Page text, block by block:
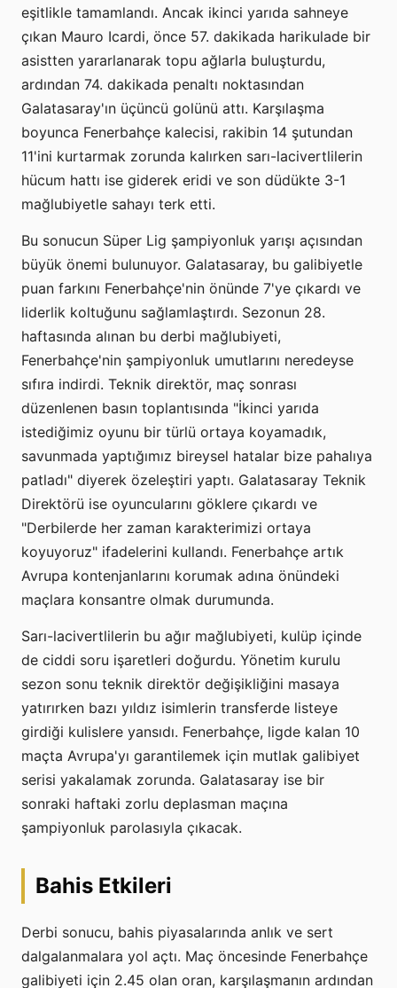
eşitlikle tamamlandı. Ancak ikinci yarıda sahneye
çıkan Mauro Icardi, önce 57. dakikada harikulade bir
asistten yararlanarak topu ağlarla buluşturdu,
ardından 74. dakikada penaltı noktasından
Galatasaray'ın üçüncü golünü attı. Karşılaşma
boyunca Fenerbahçe kalecisi, rakibin 14 şutundan
11'ini kurtarmak zorunda kalırken sarı-lacivertlilerin
hücum hattı ise giderek eridi ve son düdükte 3-1
mağlubiyetle sahayı terk etti.
Bu sonucun Süper Lig şampiyonluk yarışı açısından
büyük önemi bulunuyor. Galatasaray, bu galibiyetle
puan farkını Fenerbahçe'nin önünde 7'ye çıkardı ve
liderlik koltuğunu sağlamlaştırdı. Sezonun 28.
haftasında alınan bu derbi mağlubiyeti,
Fenerbahçe'nin şampiyonluk umutlarını neredeyse
sıfıra indirdi. Teknik direktör, maç sonrası
düzenlenen basın toplantısında "İkinci yarıda
istediğimiz oyunu bir türlü ortaya koyamadık,
savunmada yaptığımız bireysel hatalar bize pahalıya
patladı" diyerek özeleştiri yaptı. Galatasaray Teknik
Direktörü ise oyuncularını göklere çıkardı ve
"Derbilerde her zaman karakterimizi ortaya
koyuyoruz" ifadelerini kullandı. Fenerbahçe artık
Avrupa kontenjanlarını korumak adına önündeki
maçlara konsantre olmak durumunda.
Sarı-lacivertlilerin bu ağır mağlubiyeti, kulüp içinde
de ciddi soru işaretleri doğurdu. Yönetim kurulu
sezon sonu teknik direktör değişikliğini masaya
yatırırken bazı yıldız isimlerin transferde listeye
girdiği kulislere yansıdı. Fenerbahçe, ligde kalan 10
maçta Avrupa'yı garantilemek için mutlak galibiyet
serisi yakalamak zorunda. Galatasaray ise bir
sonraki haftaki zorlu deplasman maçına
şampiyonluk parolasıyla çıkacak.
Bahis Etkileri
Derbi sonucu, bahis piyasalarında anlık ve sert
dalgalanmalara yol açtı. Maç öncesinde Fenerbahçe
galibiyeti için 2.45 olan oran, karşılaşmanın ardından